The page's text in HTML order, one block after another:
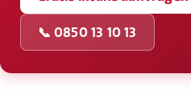
📞 0850 13 10 13